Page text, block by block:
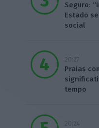
Seguro:
Estado
social
20:27
Praias
tempo
20:24